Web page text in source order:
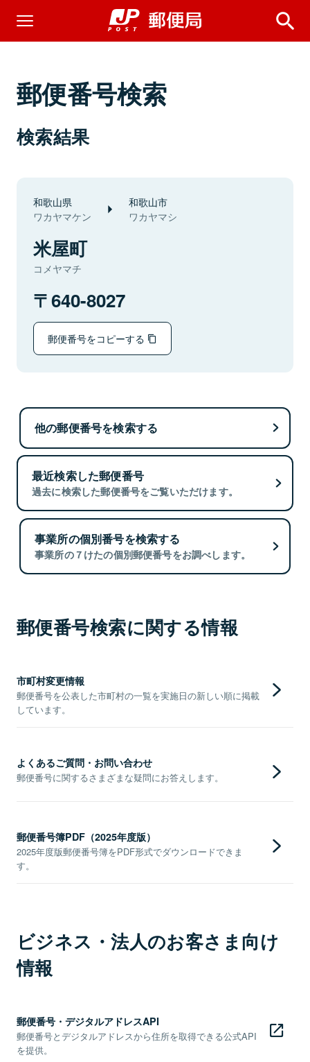
郵便番号検索
検索結果
和歌山県
ワカヤマケン
和歌山市
ワカヤマシ
米屋町
コメヤマチ
640-8027
郵便番号をコピーする
他の郵便番号を検索する
最近検索した郵便番号
過去に検索した郵便番号をご覧いただけます。
事業所の個別番号を検索する
事業所の７けたの個別郵便番号をお調べします。
郵便番号検索に関する情報
市町村変更情報
郵便番号を公表した市町村の一覧を実施日の新しい順に掲載
しています。
よくあるご質問・お問い合わせ
郵便番号に関するさまざまな疑問にお答えします。
郵便番号簿PDF（2025年度版）
2025年度版郵便番号簿をPDF形式でダウンロードできま
す。
ビジネス・法人のお客さま向け
情報
郵便番号・デジタルアドレスAPI
郵便番号とデジタルアドレスから住所を取得できる公式API
を提供。